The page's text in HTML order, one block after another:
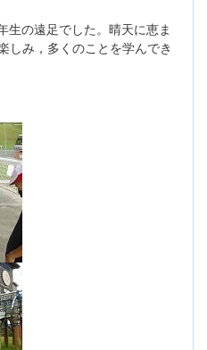
生の遠足でした。晴天に恵ま
しみ，多くのことを学んでき